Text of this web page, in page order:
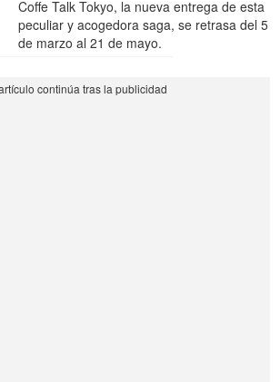
Coffe Talk Tokyo, la nueva entrega de esta
peculiar y acogedora saga, se retrasa del 5
de marzo al 21 de mayo.